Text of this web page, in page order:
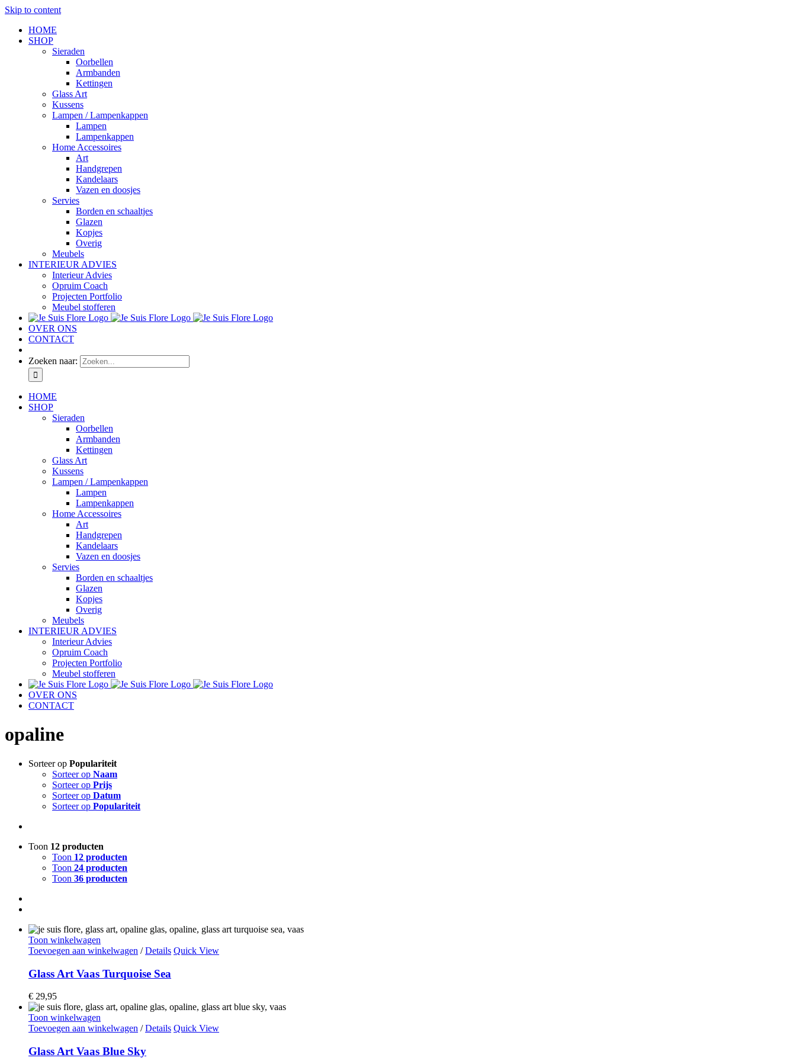
Skip to content
HOME
SHOP
Sieraden
Oorbellen
Armbanden
Kettingen
Glass Art
Kussens
Lampen / Lampenkappen
Lampen
Lampenkappen
Home Accessoires
Art
Handgrepen
Kandelaars
Vazen en doosjes
Servies
Borden en schaaltjes
Glazen
Kopjes
Overig
Meubels
INTERIEUR ADVIES
Interieur Advies
Opruim Coach
Projecten Portfolio
Meubel stofferen
OVER ONS
CONTACT
Zoeken naar:
HOME
SHOP
Sieraden
Oorbellen
Armbanden
Kettingen
Glass Art
Kussens
Lampen / Lampenkappen
Lampen
Lampenkappen
Home Accessoires
Art
Handgrepen
Kandelaars
Vazen en doosjes
Servies
Borden en schaaltjes
Glazen
Kopjes
Overig
Meubels
INTERIEUR ADVIES
Interieur Advies
Opruim Coach
Projecten Portfolio
Meubel stofferen
OVER ONS
CONTACT
opaline
Sorteer op Populariteit
Sorteer op Naam
Sorteer op Prijs
Sorteer op Datum
Sorteer op Populariteit
Toon 12 producten
Toon 12 producten
Toon 24 producten
Toon 36 producten
Toon winkelwagen
Toevoegen aan winkelwagen / Details Quick View
Glass Art Vaas Turquoise Sea
€ 29,95
Toon winkelwagen
Toevoegen aan winkelwagen / Details Quick View
Glass Art Vaas Blue Sky